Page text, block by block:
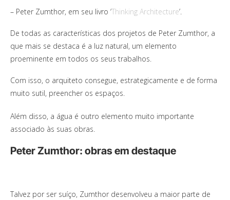
– Peter Zumthor, em seu livro ‘Thinking Architecture’.
De todas as características dos projetos de Peter Zumthor, a
que mais se destaca é a luz natural, um elemento
proeminente em todos os seus trabalhos.
Com isso, o arquiteto consegue, estrategicamente e de forma
muito sutil, preencher os espaços.
Além disso, a água é outro elemento muito importante
associado às suas obras.
Peter Zumthor: obras em destaque
Talvez por ser suíço, Zumthor desenvolveu a maior parte de